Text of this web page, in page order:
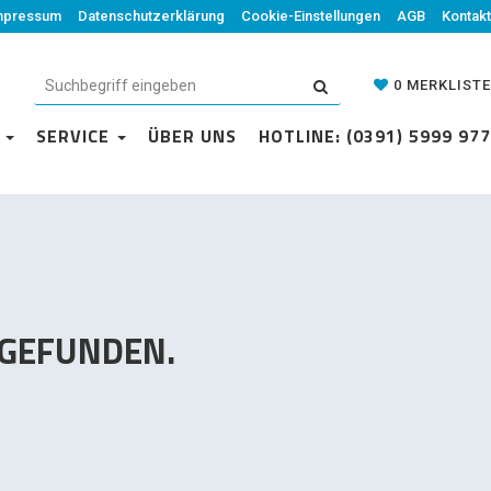
Datenschutzerklärung Cookie-Einstellungen AGB Kontakt
0 MERKLISTE
ÜBER UNS HOTLINE: (0391) 5999 977
Datenschutzerklärung Cookie-Einstellungen AGB Kontakt
0 MERKLISTE
SERVICE ÜBER UNS HOTLINE: (0391) 5999 977